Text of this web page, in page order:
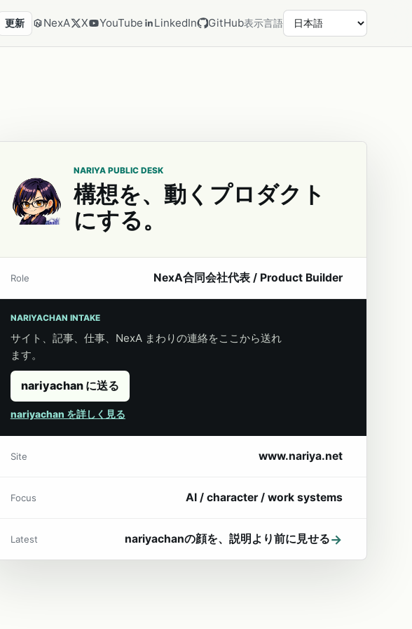
更新 NexA X YouTube LinkedIn GitHub表示言語
NARIYA PUBLIC DESK
構想を、動くプロダクト
にする。
Role NexA合同会社代表 / Product Builder
NARIYACHAN INTAKE
サイト、記事、仕事、NexA まわりの連絡をここから送れ
ます。
nariyachan に送る
nariyachan を詳しく見る
Site www.nariya.net
Focus AI / character / work systems
Latest nariyachanの顔を、説明より前に見せる→